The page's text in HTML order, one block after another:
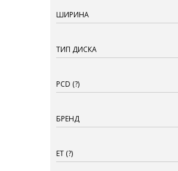
ШИРИНА
ТИП ДИСКА
PCD (?)
БРЕНД
ET (?)